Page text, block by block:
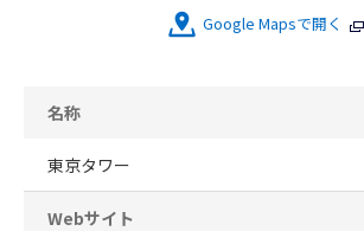
Google Mapsで開く
名称
東京タワー
Webサイト